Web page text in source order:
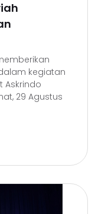
kegiatan
Askrindo
29 Agustus